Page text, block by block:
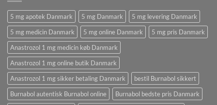
5 mg apotek Danmark 5 mg Danmark
5 mg levering Danmark
5 mg medicin Danmark
5 mg online Danmark
5 mg pris Danmark
Anastrozol 1 mg medicin køb Danmark
Anastrozol 1 mg online butik Danmark
Anastrozol 1 mg sikker betaling Danmark
bestil Burnabol sikkert
Burnabol autentisk Burnabol online
Burnabol bedste pris Danmark